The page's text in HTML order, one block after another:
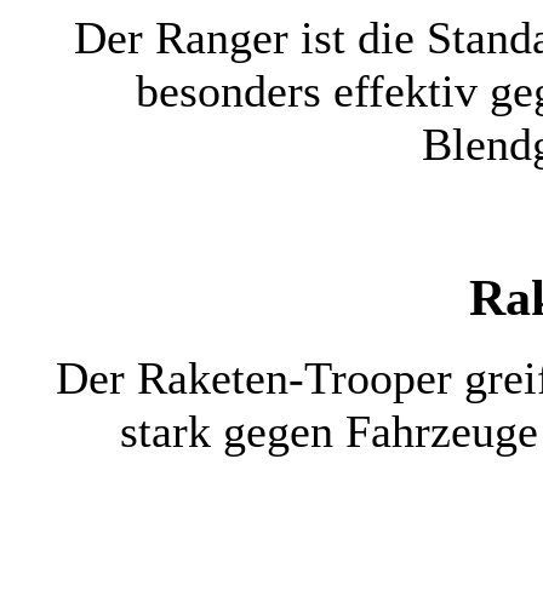
Der Ranger ist die
besonders effektiv
Der Raketen-Trooper
stark gegen